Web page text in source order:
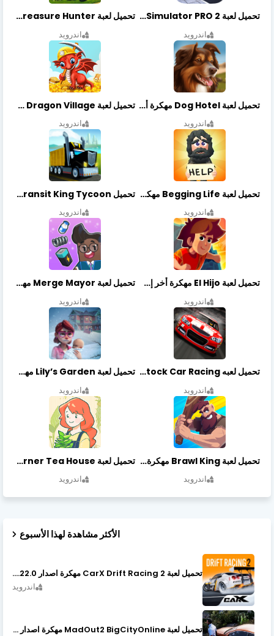
تحميل لعبة Bus Simulator PRO 2 مهكرة أخر إصدار
اندرويد
تحميل لعبة Treasure Hunter مهكرة أخر إصدار
اندرويد
تحميل لعبة Dog Hotel مهكرة أخر إصدار
اندرويد
تحميل لعبة Dragon Village مهكرة أخر إصدار
اندرويد
تحميل لعبة Begging Life مهكرة أخر إصدار
اندرويد
تحميل Transit King Tycoon مهكرة أخر إصدار
اندرويد
تحميل لعبة El Hijo مهكرة أخر إصدار
اندرويد
تحميل لعبة Merge Mayor مهكرة أخر إصدار
اندرويد
تحميل لعبه Stock Car Racing مهكرة أخر إصدار
اندرويد
تحميل لعبة Lily’s Garden مهكرة أخر إصدار
اندرويد
تحميل لعبة Brawl King مهكرة أخر إصدار
اندرويد
تحميل لعبة Little Corner Tea House مهكرة أخر إصدار
اندرويد
الأكثر مشاهدة لهذا الأسبوع
تحميل لعبة CarX Drift Racing 2 مهكرة اصدار v1.22.0
اندرويد
تحميل لعبة MadOut2 BigCityOnline مهكرة اصدار v10.48